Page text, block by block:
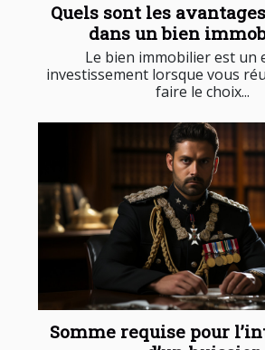
Quels sont les
dans un bien
Le bien immobilier est un
investissement lorsque vous
faire le choix...
Somme requise pour